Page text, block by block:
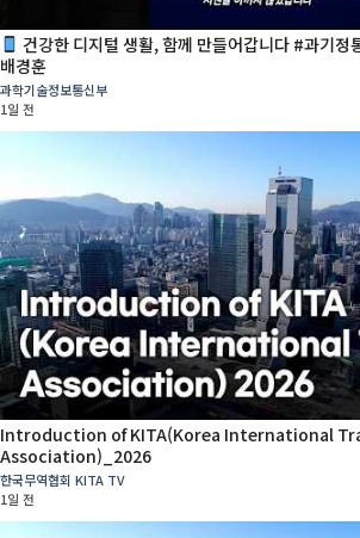
건강한 디지털 생활, 함께 만들어갑니다 #과기정통부 #스마트쉼센터 #
배경훈
과학기술정보통신부
1일 전
Introduction of KITA(Korea International
Association)_2026
한국무역협회 KITA TV
1일 전